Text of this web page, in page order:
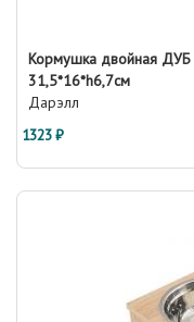
Кормушка двойная ДУБ
31,5*16*h6,7см
Дарэлл
1323 ₽